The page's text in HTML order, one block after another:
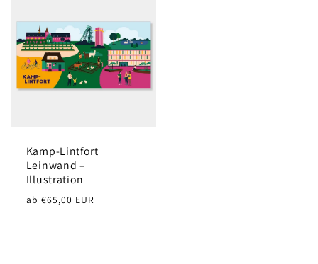
Kamp-Lintfort
Leinwand –
Illustration
Normaler
ab €65,00 EUR